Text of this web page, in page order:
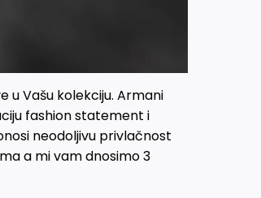
u Vašu kolekciju. Armani
fashion statement i
neodoljivu privlačnost
a mi vam dnosimo 3